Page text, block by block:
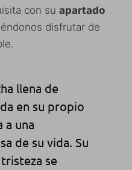
con su apartado
disfrutar de
llena de
en su propio
a una
de su vida. Su
se